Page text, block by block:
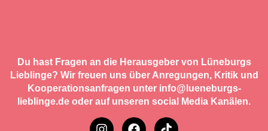
Du hast Fragen an die Herausgeber von Lüneburgs
Lieblinge? Wir freuen uns über Anregungen, Kritik und
Kooperationsanfragen unter info@lueneburgs-
lieblinge.de oder auf unseren social Media Kanälen.